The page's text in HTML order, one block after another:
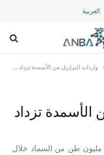
العربية
واردات البرازيل من الأسمدة تزداد بنسبة 19%
الأسمدة تزداد
الموانئ البرازيلية 3.66 مليون طن من السماد خلال